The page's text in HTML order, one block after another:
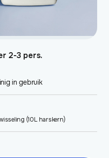
2-3 pers.
in gebruik
(10L harskern)